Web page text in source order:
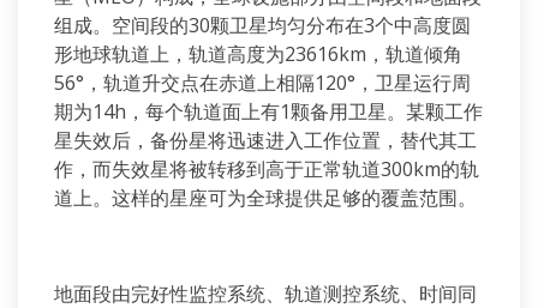
组成。空间段的30颗卫星均匀分布在3个中高度圆
形地球轨道上，轨道高度为23616km，轨道倾角
56°，轨道升交点在赤道上相隔120°，卫星运行周
期为14h，每个轨道面上有1颗备用卫星。某颗工作
星失效后，备份星将迅速进入工作位置，替代其工
作，而失效星将被转移到高于正常轨道300km的轨
道上。这样的星座可为全球提供足够的覆盖范围。
地面段由完好性监控系统、轨道测控系统、时间同